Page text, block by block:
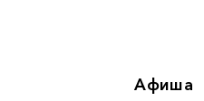
Афиша